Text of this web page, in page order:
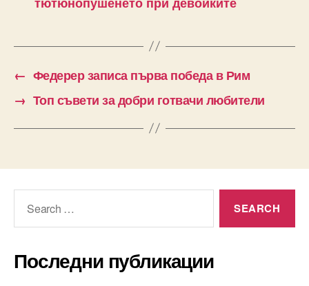
← Федерер записа първа победа в Рим
→ Топ съвети за добри готвачи любители
Последни публикации